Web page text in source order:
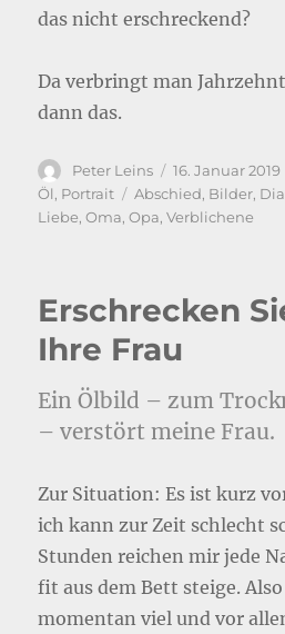
das nicht erschreckend?
Da verbringt man
dann das.
Autor
Peter Leins
Veröffentlicht
am
16. Januar 2019
Öl, Portrait Schlagwörter
Abschied, Bilder,
Liebe,Oma,Opa,Verblichene
Erschrecken
Ihre Frau
Ein Ölbild – zum
– verstört meine Frau.
Zur Situation: Es ist kurz
ich kann zur Zeit schlecht
Stunden reichen mir jede
fit aus dem Bett steige.
momentan viel und vor